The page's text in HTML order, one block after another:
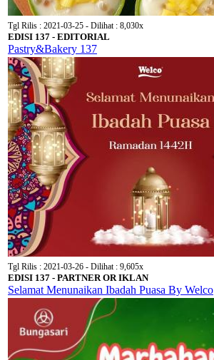
Tgl Rilis : 2021-03-25 - Dilihat : 8,030x
EDISI 137 - EDITORIAL
Pastry&Bakery 137
Tgl Rilis : 2021-03-26 - Dilihat : 9,605x
EDISI 137 - PARTNER OR IKLAN
Selamat Menunaikan Ibadah Puasa By Welco